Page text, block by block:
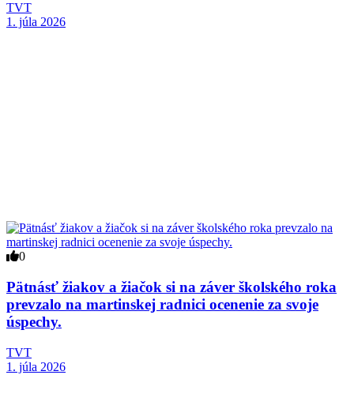
TVT
1. júla 2026
0
Pätnásť žiakov a žiačok si na záver školského roka
prevzalo na martinskej radnici ocenenie za svoje
úspechy.
TVT
1. júla 2026